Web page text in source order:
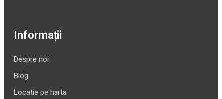
Informații
Despre noi
Blog
Locatie pe harta